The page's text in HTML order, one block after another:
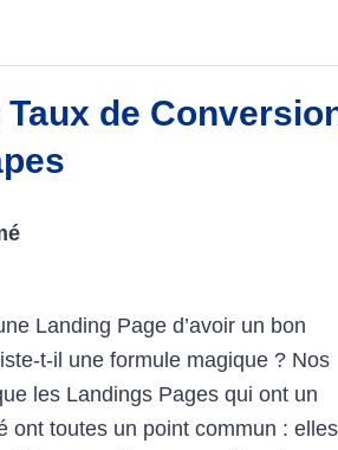
de
Landing Page d’avoir un bon
t-il une formule magique ? Nos
les Landings Pages qui ont un
ont toutes un point commun : elles